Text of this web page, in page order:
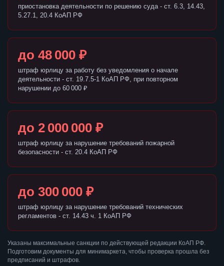
приостановка деятельности по решению суда - ст. 6.3, 14.43,
5.27.1, 20.4 КоАП РФ
до 48 000 ₽
штраф юрлицу за работу без уведомления о начале
деятельности - ст. 19.7.5-1 КоАП РФ, при повторном
нарушении до 60 000 ₽
до 2 000 000 ₽
штраф юрлицу за нарушение требований пожарной
безопасности - ст. 20.4 КоАП РФ
до 300 000 ₽
штраф юрлицу за нарушение требований технических
регламентов - ст. 14.43 ч. 1 КоАП РФ
Указаны максимальные санкции по действующей редакции КоАП РФ.
Подготовим документы для минимаркета, чтобы проверка прошла без
предписаний и штрафов.